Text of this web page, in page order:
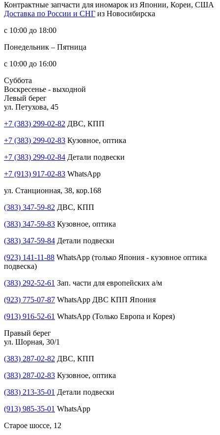
Контрактные запчасти для иномарок из Японии, Кореи, США
Доставка по России и СНГ из Новосибирска
с 10:00 до 18:00
Понедельник – Пятница
с 10:00 до 16:00
Суббота
Воскресенье - выходной
Левый берег
ул. Петухова, 45
+7 (383) 299-02-82 ДВС, КПП
+7 (383) 299-02-83 Кузовное, оптика
+7 (383) 299-02-84 Детали подвески
+7 (913) 917-02-83 WhatsApp
ул. Станционная, 38, кор.168
(383) 347-59-82 ДВС, КПП
(383) 347-59-83 Кузовное, оптика
(383) 347-59-84 Детали подвески
(923) 141-11-88 WhatsApp (только Япония - кузовное оптика
подвеска)
(383) 292-52-61 Зап. части для европейских а/м
(923) 775-07-87 WhatsApp ДВС КПП Япония
(913) 916-52-61 WhatsApp (Только Европа и Корея)
Правый берег
ул. Шорная, 30/1
(383) 287-02-82 ДВС, КПП
(383) 287-02-83 Кузовное, оптика
(383) 213-35-01 Детали подвески
(913) 985-35-01 WhatsApp
Старое шоссе, 12